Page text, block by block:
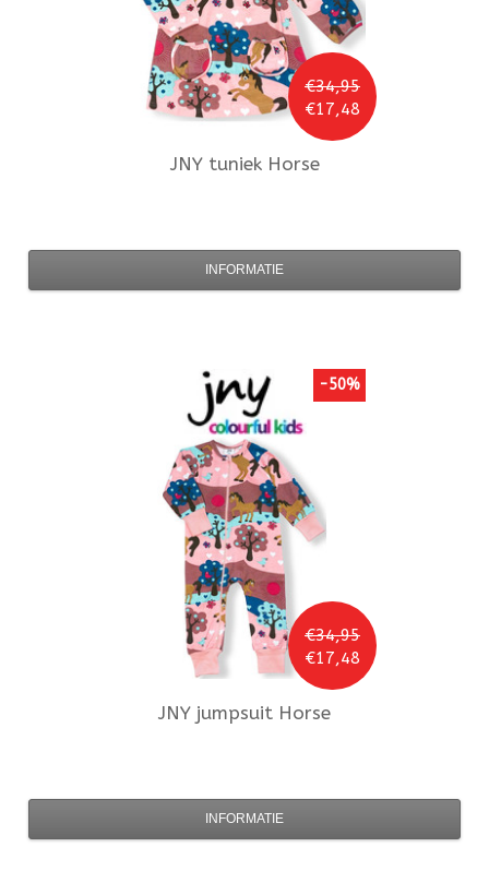
€34,95
€17,48
JNYtuniek Horse
INFORMATIE
€34,95
€17,48
-50%
JNY jumpsuit Horse
INFORMATIE